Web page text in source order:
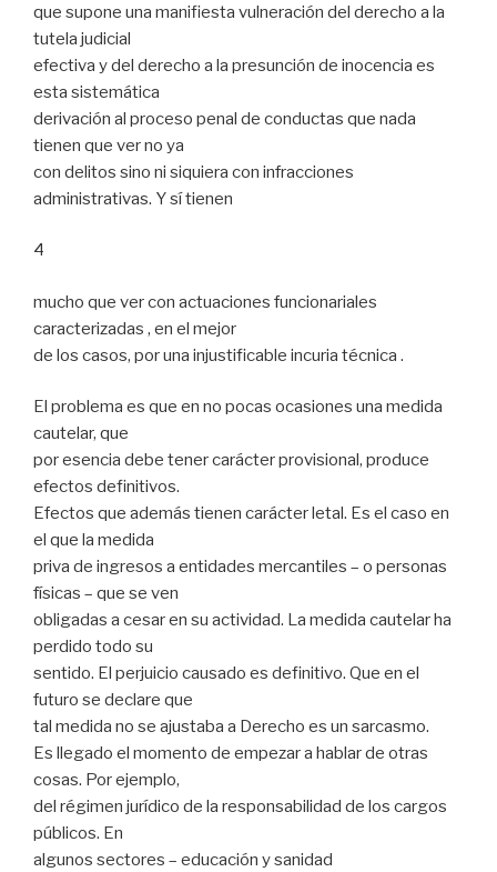
que supone una manifiesta vulneración del derecho a la
tutela judicial
efectiva y del derecho a la presunción de inocencia es
esta sistemática
derivación al proceso penal de conductas que nada
tienen que ver no ya
con delitos sino ni siquiera con infracciones
administrativas. Y sí tienen
4
mucho que ver con actuaciones funcionariales
caracterizadas , en el mejor
de los casos, por una injustificable incuria técnica .
El problema es que en no pocas ocasiones una medida
cautelar, que
por esencia debe tener carácter provisional, produce
efectos definitivos.
Efectos que además tienen carácter letal. Es el caso en
el que la medida
priva de ingresos a entidades mercantiles – o personas
físicas – que se ven
obligadas a cesar en su actividad. La medida cautelar ha
perdido todo su
sentido. El perjuicio causado es definitivo. Que en el
futuro se declare que
tal medida no se ajustaba a Derecho es un sarcasmo.
Es llegado el momento de empezar a hablar de otras
cosas. Por ejemplo,
del régimen jurídico de la responsabilidad de los cargos
públicos. En
algunos sectores – educación y sanidad